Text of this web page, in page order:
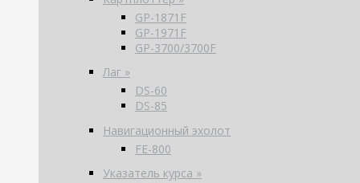
GP-1871F
GP-1971F
GP-3700/3700F
Лаг »
DS-60
DS-85
Навигационный эхолот
FE-800
Указатель курса »